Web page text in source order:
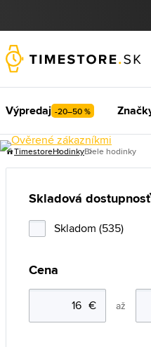
Výpredaj -20–50 %
TimestoreHodinkyBiele hodinky
Skladová dostupnosť
Skladom (535)
Cena
až